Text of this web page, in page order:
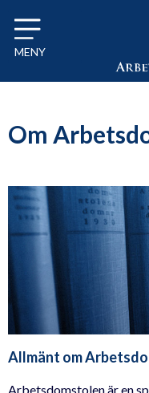
Till innehåll på sidan x
MENY
Om
Allmänt om
Arbetsdomstolen är en